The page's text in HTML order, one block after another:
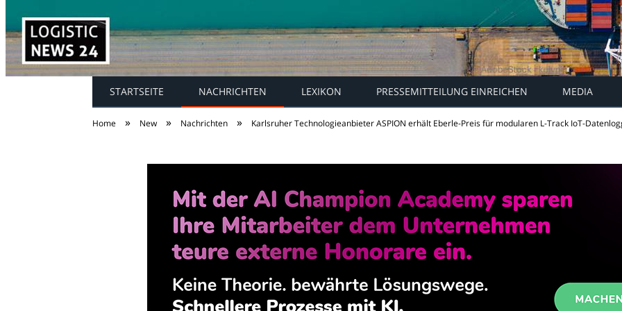
STARTSEITE NACHRICHTEN LEXIKON PRESSEMITTEILUNG EINREICHEN MEDIA
Home » New » Nachrichten » Karlsruher Technologieanbieter ASPION erhält Eberle-Preis für modularen L-Track IoT-